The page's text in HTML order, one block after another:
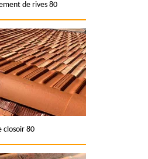
de rives 80
closoir 80